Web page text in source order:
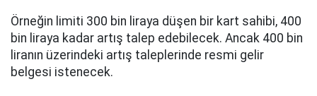
Örneğin limiti 300 bin liraya düşen bir kart sahibi, 400
bin liraya kadar artış talep edebilecek. Ancak 400 bin
liranın üzerindeki artış taleplerinde resmi gelir
belgesi istenecek.